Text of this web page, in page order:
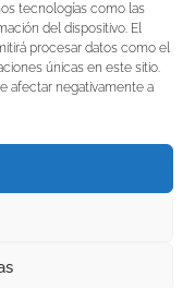
tecnologías como las
del dispositivo. El
procesar datos como el
únicas en este sitio.
afectar negativamente a
Global®
S.L.P®
de cookies